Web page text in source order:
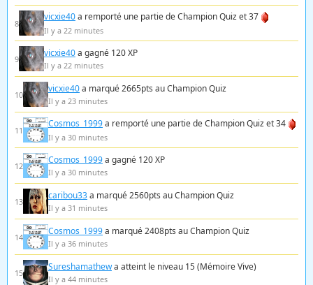
8
vicxie40a remporté une partie de Champion Quiz et 37
Il y a 22 minutes
9 vicxie40a gagné 120 XP
Il y a 22 minutes
10 vicxie40a marqué 2665pts au Champion Quiz
Il y a 23 minutes
11
Cosmos_1999a remporté une partie de Champion Quiz et 34
Il y a 30 minutes
12 Cosmos_1999a gagné 120 XP
Il y a 30 minutes
13 caribou33a marqué 2560pts au Champion Quiz
Il y a 31 minutes
14 Cosmos_1999a marqué 2408pts au Champion Quiz
Il y a 36 minutes
15 Sureshamathewa atteint le niveau 15 (Mémoire Vive)
Il y a 44 minutes